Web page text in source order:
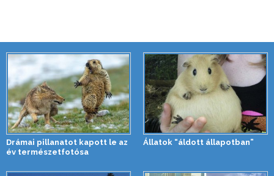
Drámai pillanatot kapott le az
év természetfotósa
Állatok “áldott állapotban”